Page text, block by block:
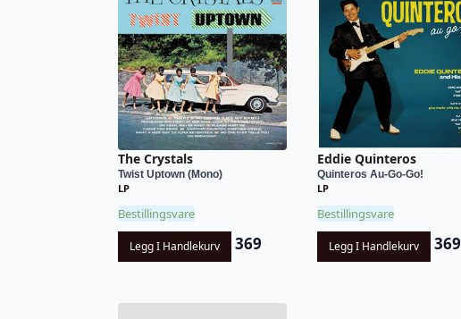
The Crystals
Twist Uptown (Mono)
LP
Bestillingsvare
Legg I Handlekurv 369
Eddie Quinteros
Quinteros Au-Go-Go!
LP
Bestillingsvare
Legg I Handlekurv 369